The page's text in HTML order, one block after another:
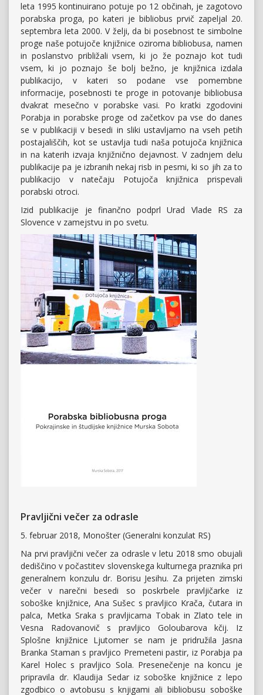
leta 1995 kontinuirano potuje po 12 občinah, je zagotovo
porabska proga, po kateri je bibliobus prvič zapeljal 20.
septembra leta 2000. V želji, da bi posebnost te simbolne
proge naše potujoče knjižnice oziroma bibliobusa, namen
in poslanstvo približali vsem, ki jo že poznajo kot tudi
vsem, ki jo poznajo še bolj bežno, je knjižnica izdala
publikacijo, v kateri so podane vse pomembne
informacije, posebnosti te proge in potovanje bibliobusa
dvakrat mesečno v porabske vasi. Po kratki zgodovini
Porabja in porabske proge od začetkov pa vse do danes
se v publikaciji v besedi in sliki ustavljamo na vseh petih
postajališčih, kot se ustavlja tudi naša potujoča knjižnica
in na katerih izvaja knjižnično dejavnost. V zadnjem delu
publikacije pa je izbranih nekaj risb in pesmi, ki so jih za to
publikacijo v natečaju Potujoča knjižnica prispevali
porabski otroci.
Izid publikacije je finančno podprl Urad Vlade RS za
Slovence v zamejstvu in po svetu.
Pravljični večer za odrasle
5. februar 2018, Monošter (Generalni konzulat RS)
Na prvi pravljični večer za odrasle v letu 2018 smo obujali
dediščino v počastitev slovenskega kulturnega praznika pri
generalnem konzulu dr. Borisu Jesihu. Za prijeten zimski
večer v narečni besedi so poskrbele pravljičarke iz
soboške knjižnice, Ana Sušec s pravljico Krača, čutara in
palca, Metka Sraka s pravljicama Tobak in Zlato tele in
Vesna Radovanovič s pravljico Goloubarova kčij. Iz
Splošne knjižnice Ljutomer se nam je pridružila Jasna
Branka Staman s pravljico Premeteni pastir, iz Porabja pa
Karel Holec s pravljico Sola. Presenečenje na koncu je
pripravila dr. Klaudija Sedar iz soboške knjižnice z lepo
zgodbico o avtobusu s knjigami ali bibliobusu soboške